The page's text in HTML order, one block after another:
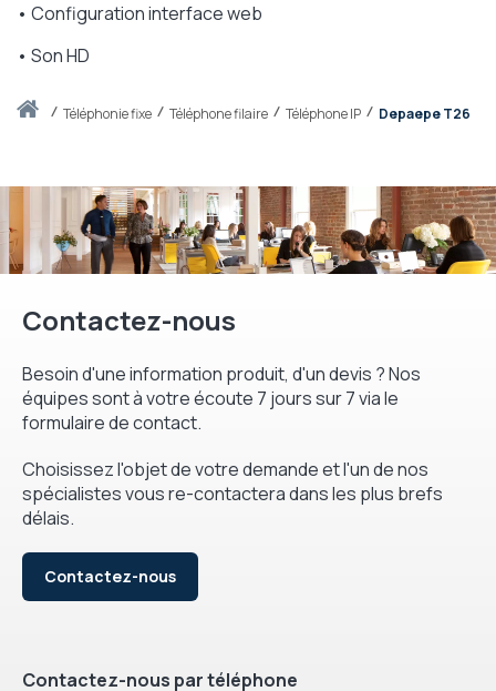
Accueiltéléphonie fixe Téléphone filaire Téléphone IP Depaepe T26
• Configuration interface web
• Son HD
Contactez-nous
Besoin d'une information produit, d'un devis ? Nos
équipes sont à votre écoute 7 jours sur 7 via le
formulaire de contact.
Choisissez l'objet de votre demande et l'un de nos
spécialistes vous re-contactera dans les plus brefs
délais.
Contactez-nous
Contactez-nous par téléphone